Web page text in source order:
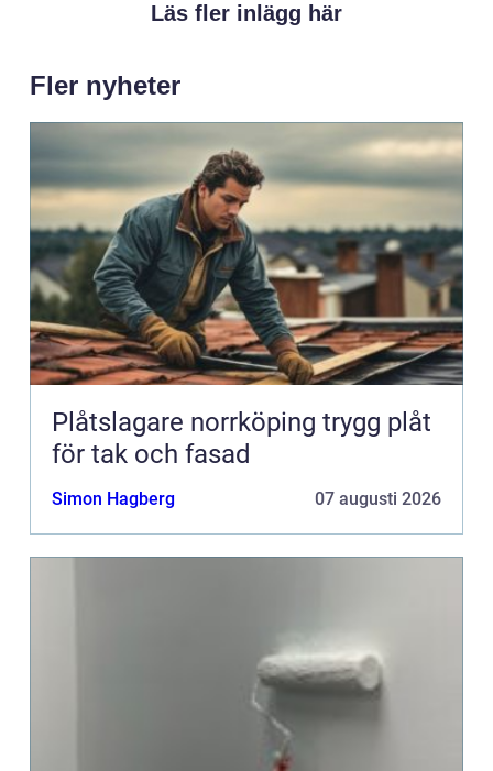
Läs fler inlägg här
Fler nyheter
Plåtslagare norrköping trygg plåt
för tak och fasad
Simon Hagberg 07 augusti 2026